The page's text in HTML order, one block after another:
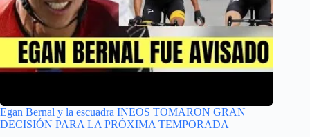
Egan Bernal y la escuadra INEOS TOMARON GRAN
DECISIÓN PARA LA PRÓXIMA TEMPORADA